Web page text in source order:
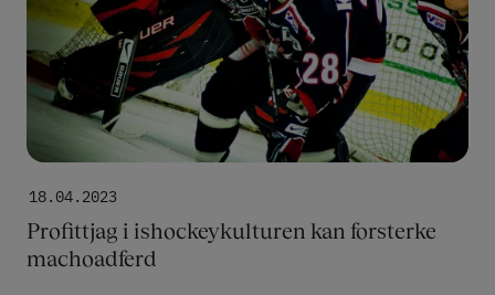
18.04.2023
Profittjag i ishockeykulturen kan forsterke
machoadferd